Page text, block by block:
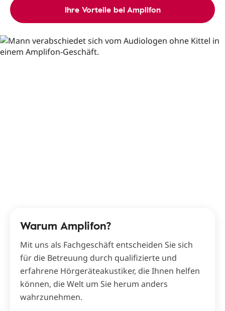
Ihre Vorteile bei Amplifon
Warum Amplifon?
Mit uns als Fachgeschäft entscheiden Sie sich
für die Betreuung durch qualifizierte und
erfahrene Hörgeräteakustiker, die Ihnen helfen
können, die Welt um Sie herum anders
wahrzunehmen.